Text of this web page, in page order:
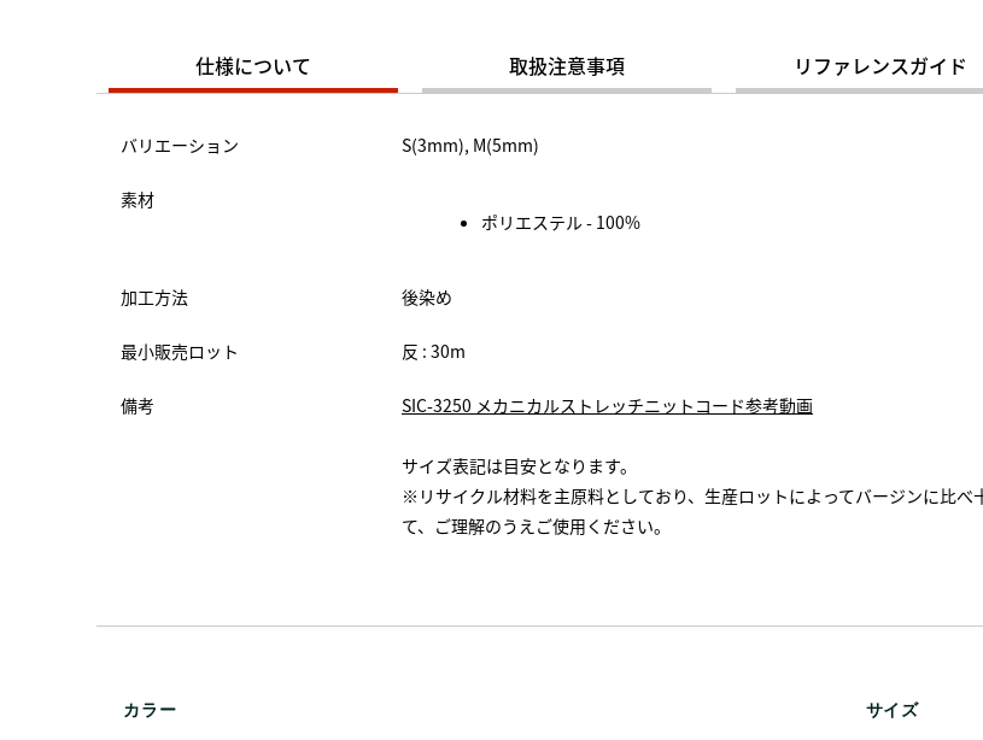
仕様について 取扱注意事項 リファレンスガイド
バリエーション S(3mm), M(5mm)
素材
ポリエステル - 100%
加工方法 後染め
最小販売ロット 反 : 30m
備考 SIC-3250 メカニカルストレッチニットコード参考動画
サイズ表記は目安となります。
※リサイクル材料を主原料としており、生産ロットによってバージンに比
て、ご理解のうえご使用ください。
カラー サイズ